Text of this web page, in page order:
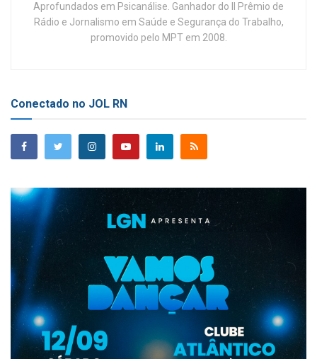
Aprofundados em Psicanálise. Ganhador do II Prêmio de
Rádio e Jornalismo em Saúde e Segurança do Trabalho,
promovido pelo MPT em 2008.
Conectado no JOL RN